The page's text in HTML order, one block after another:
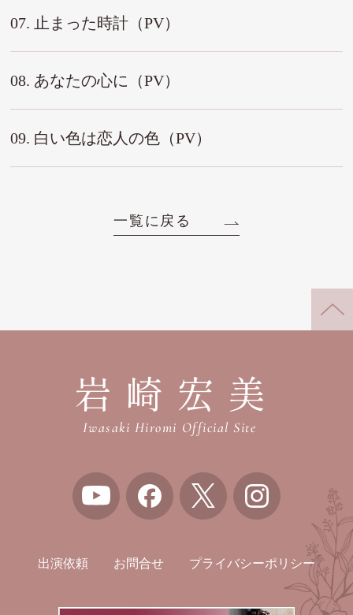
07. 止まった時計（PV）
08. あなたの心に（PV）
09. 白い色は恋人の色（PV）
一覧に戻る
岩崎宏美
Iwasaki Hiromi Official Site
出演依頼 お問合せ プライバシーポリシー